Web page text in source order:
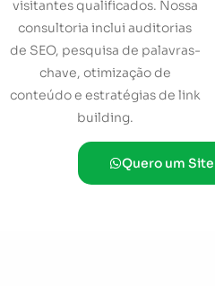
visitantes qualificados. Nossa
consultoria inclui auditorias
de SEO, pesquisa de palavras-
chave, otimização de
conteúdo e estratégias de link
building.
Quero um